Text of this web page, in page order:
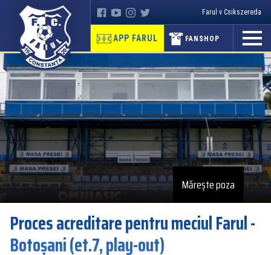
Farul v Csikszereda
APP FARUL FANSHOP
Mărește poza
Proces acreditare pentru meciul Farul -
Botoșani (et.7, play-out)